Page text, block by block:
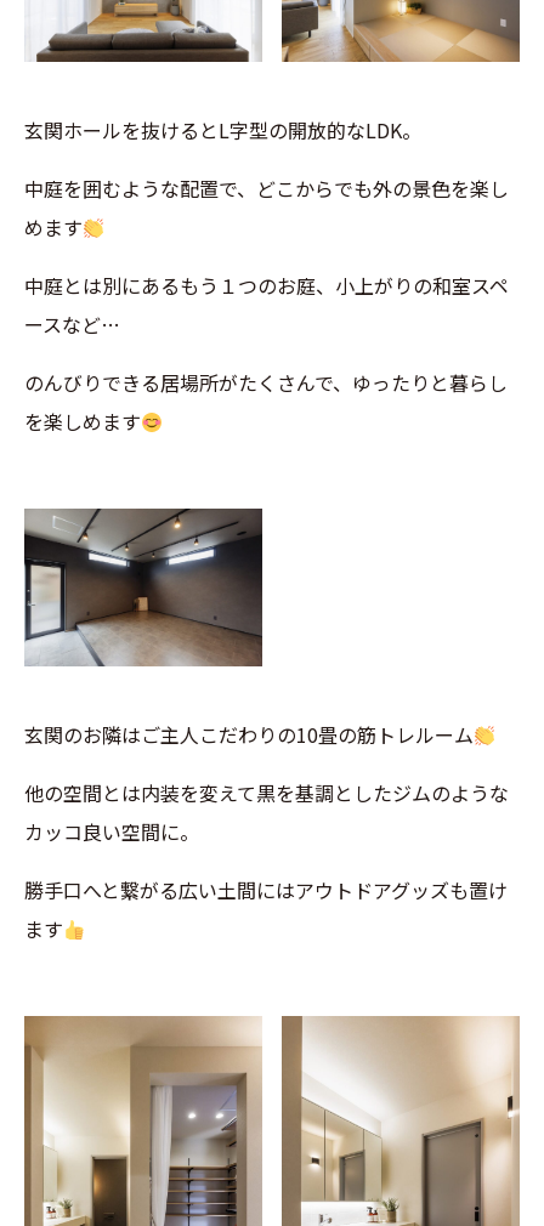
玄関ホールを抜けるとL字型の開放的なLDK。
中庭を囲むような配置で、どこからでも外の景色を楽し
めます
中庭とは別にあるもう１つのお庭、小上がりの和室スペ
ースなど…
のんびりできる居場所がたくさんで、ゆったりと暮らし
を楽しめます
玄関のお隣はご主人こだわりの10畳の筋トレルーム
他の空間とは内装を変えて黒を基調としたジムのような
カッコ良い空間に。
勝手口へと繋がる広い土間にはアウトドアグッズも置け
ます